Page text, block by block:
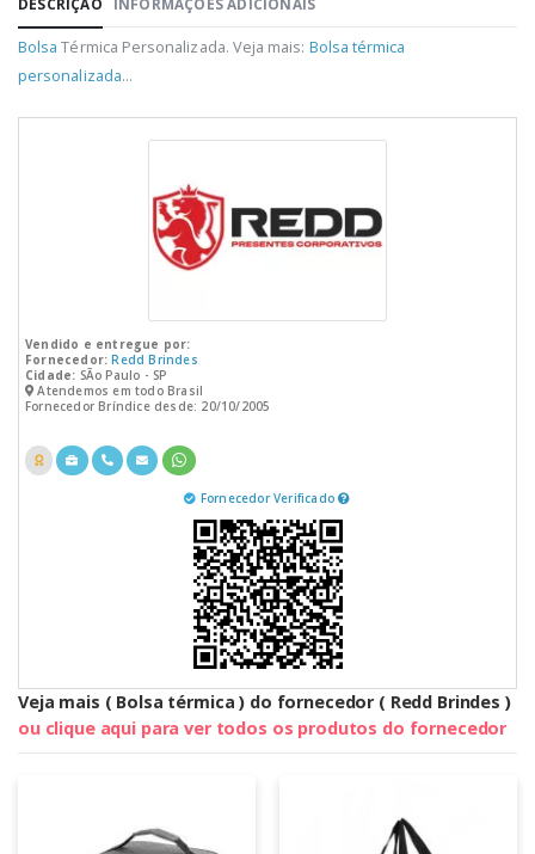
DESCRIÇÃO INFORMAÇÕES ADICIONAIS
Bolsa Térmica Personalizada. Veja mais: Bolsa térmica
personalizada...
Vendido e entregue por:
Fornecedor: Redd Brindes
Cidade: SÃo Paulo - SP
Atendemos em todo Brasil
Fornecedor Bríndice desde: 20/10/2005
Fornecedor Verificado
Veja mais ( Bolsa térmica ) do fornecedor ( Redd Brindes )
ou clique aqui para ver todos os produtos do fornecedor